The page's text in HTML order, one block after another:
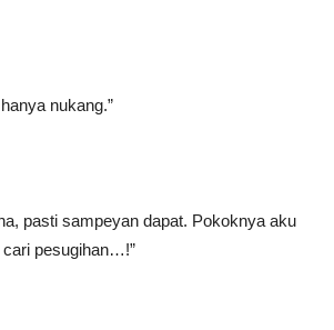
nukang.”
pasti sampeyan dapat. Pokoknya aku
pesugihan…!”